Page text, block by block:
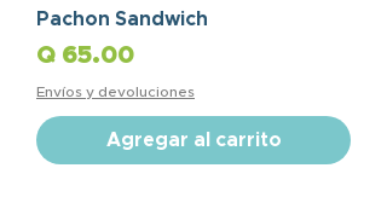
Pachon Sandwich
Precio
Q 65.00
Envíos y devoluciones
Agregar al carrito